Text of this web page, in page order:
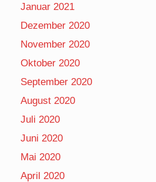
Januar 2021
Dezember 2020
November 2020
Oktober 2020
September 2020
August 2020
Juli 2020
Juni 2020
Mai 2020
April 2020